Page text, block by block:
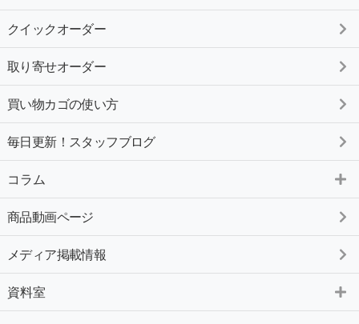
クイックオーダー
取り寄せオーダー
買い物カゴの使い方
毎日更新！スタッフブログ
コラム
商品動画ページ
メディア掲載情報
資料室